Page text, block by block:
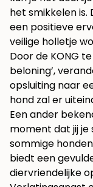
het smikkelen is.
een positieve
veilige holletje
Door de KONG
beloning’,
opsluiting naar
hond zal er
Een ander
moment dat jij
sommige
biedt een
diervriendelijke